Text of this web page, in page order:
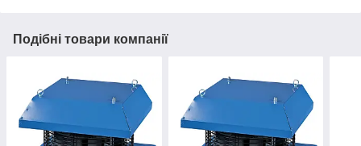
Подібні товари компанії